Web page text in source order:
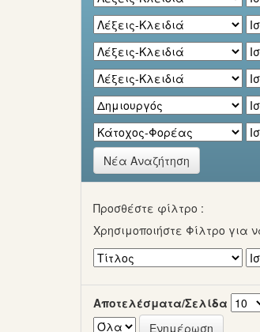
Νέα Αναζήτηση
Προσθέστε φίλτρο :
Χρησιμοποιήστε Φίλτρο για
Αποτελέσματα/Σελίδα